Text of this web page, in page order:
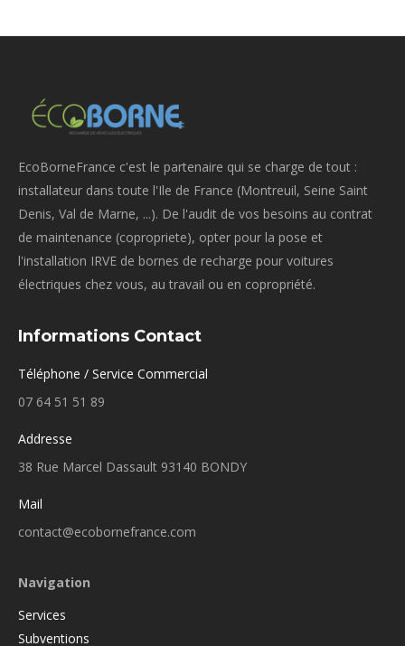
EcoBorneFrance c'est le partenaire qui se charge de tout :
installateur dans toute l'Ile de France (Montreuil, Seine Saint
Denis, Val de Marne, ...). De l'audit de vos besoins au contrat
de maintenance (copropriete), opter pour la pose et
l'installation IRVE de bornes de recharge pour voitures
électriques chez vous, au travail ou en copropriété.
Informations Contact
Téléphone / Service Commercial
07 64 51 51 89
Addresse
38 Rue Marcel Dassault 93140 BONDY
Mail
contact@ecobornefrance.com
Navigation
Services
Subventions